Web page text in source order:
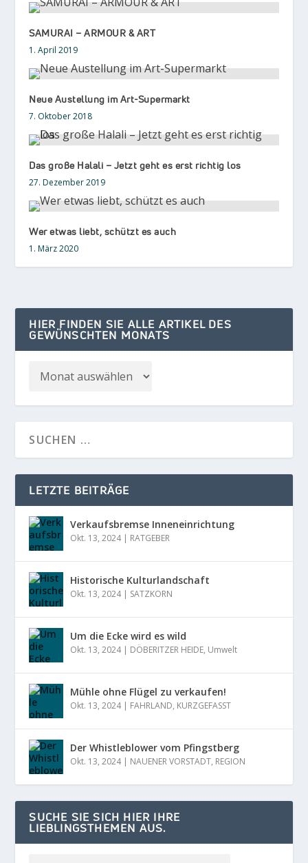
SAMURAI – ARMOUR & ART
1. April 2019
Neue Austellung im Art-Supermarkt
7. Oktober 2018
Das große Halali – Jetzt geht es erst richtig los
27. Dezember 2019
Wer etwas liebt, schützt es auch
1. März 2020
HIER FINDEN SIE ALLE ARTIKEL DES
GEWÜNSCHTEN MONATS
LETZTE BEITRÄGE
Verkaufsbremse Inneneinrichtung
Okt. 13, 2024| RATGEBER
Historische Kulturlandschaft
Okt. 13, 2024| SATZKORN
Um die Ecke wird es wild
Okt. 13, 2024| DÖBERITZER HEIDE, Umwelt
Mühle ohne Flügel zu verkaufen!
Okt. 13, 2024| FAHRLAND, KURZGEFASST
Der Whistleblower vom Pfingstberg
Okt. 13, 2024| NAUENER VORSTADT, REGION
SUCHE SIE SICH HIER IHRE
LIEBLINGSTHEMEN AUS.